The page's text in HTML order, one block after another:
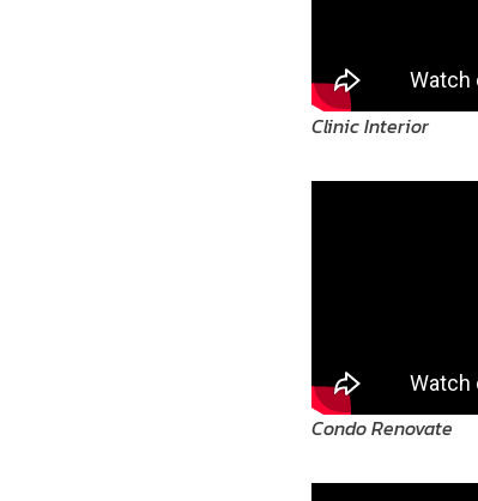
Clinic Interior
Condo Renovate